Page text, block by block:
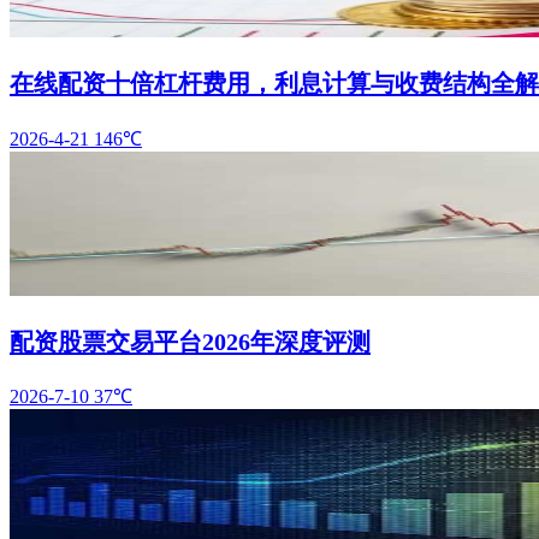
在线配资十倍杠杆费用，利息计算与收费结构全
2026-4-21 146℃
配资股票交易平台2026年深度评测
2026-7-10 37℃